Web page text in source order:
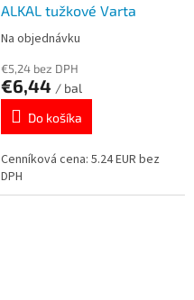
ALKAL tužkové Varta
Na objednávku
€5,24 bez DPH
€6,44 / bal
Do košíka
Cenníková cena: 5.24 EUR bez
DPH